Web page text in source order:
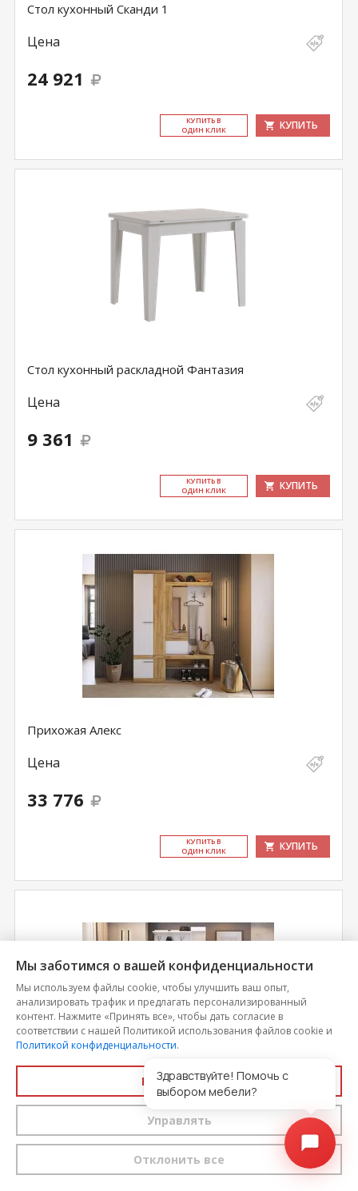
Стол кухонный Сканди 1
Цена
24 921
КУ­ПИТЬ В
ОДИН КЛИК
КУПИТЬ
Стол кухонный раскладной Фантазия
Цена
9 361
КУ­ПИТЬ В
ОДИН КЛИК
КУПИТЬ
Прихожая Алекс
Цена
33 776
КУ­ПИТЬ В
ОДИН КЛИК
КУПИТЬ
Мы заботимся о вашей конфиденциальности
Мы используем файлы cookie, чтобы улучшить ваш опыт,
анализировать трафик и предлагать персонализированный
контент. Нажмите «Принять все», чтобы дать согласие в
соответствии с нашей Политикой использования файлов cookie и
Политикой конфиденциальности.
Принять все
Управлять
Отклонить все
Здравствуйте! Помочь с
выбором мебели?